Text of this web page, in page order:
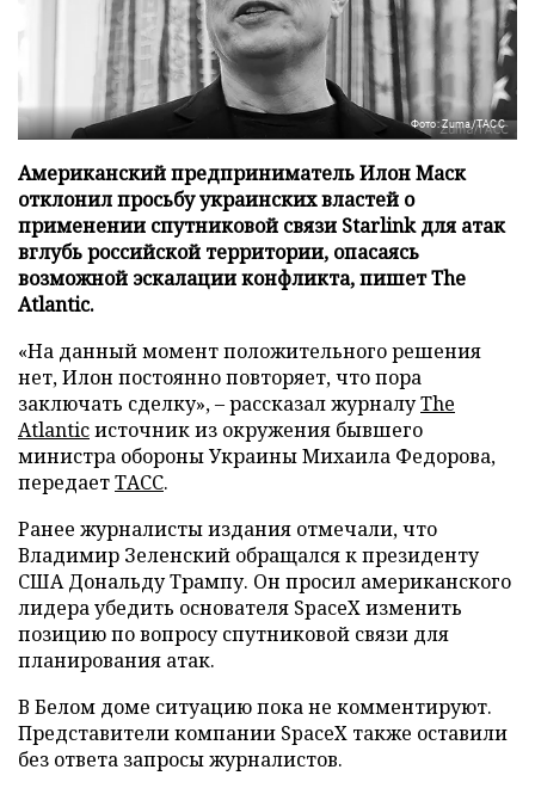
Фото: Zuma/ТАСС
Американский предприниматель Илон Маск
отклонил просьбу украинских властей о
применении спутниковой связи Starlink для атак
вглубь российской территории, опасаясь
возможной эскалации конфликта, пишет The
Atlantic.
«На данный момент положительного решения
нет, Илон постоянно повторяет, что пора
заключать сделку», – рассказал журналуThe
Atlanticисточник из окружения бывшего
министра обороны Украины Михаила Федорова,
передаетТАСС.
Ранее журналисты издания отмечали, что
Владимир Зеленский обращался к президенту
США Дональду Трампу. Он просил американского
лидера убедить основателя SpaceX изменить
позицию по вопросу спутниковой связи для
планирования атак.
В Белом доме ситуацию пока не комментируют.
Представители компании SpaceX также оставили
без ответа запросы журналистов.